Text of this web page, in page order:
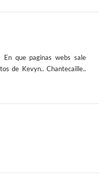
que paginas webs sale
de Kevyn.. Chantecaille..